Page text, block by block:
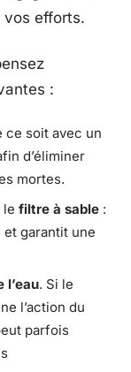
efforts.
:
ce soit avec un
d’éliminer
mortes.
le filtre à sable :
garantit une
l’eau. Si le
l’action du
parfois